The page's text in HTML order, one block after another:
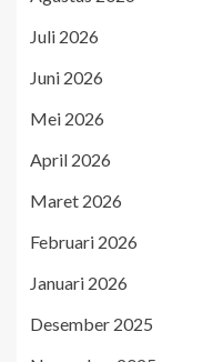
Juli 2026
Juni 2026
Mei 2026
April 2026
Maret 2026
Februari 2026
Januari 2026
Desember 2025